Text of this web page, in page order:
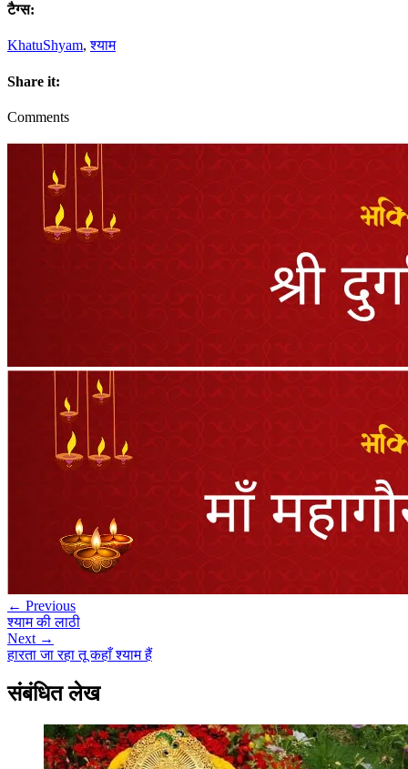
टैग्स:
KhatuShyam,श्याम
Share it:
Comments
← Previous
श्याम की लाठी
Next →
हारता जा रहा तू कहाँ श्याम हैं
संबंधित लेख